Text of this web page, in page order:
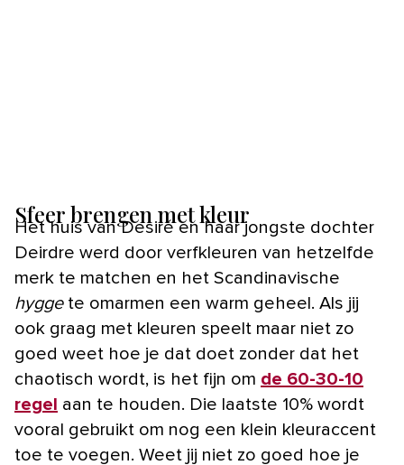
Sfeer brengen met kleur
Het huis van Desiré en haar jongste dochter
Deirdre werd door verfkleuren van hetzelfde
merk te matchen en het Scandinavische
hyggete omarmen een warm geheel. Als jij
ook graag met kleuren speelt maar niet zo
goed weet hoe je dat doet zonder dat het
chaotisch wordt, is het fijn om de 60-30-10
regel aan te houden. Die laatste 10% wordt
vooral gebruikt om nog een klein kleuraccent
toe te voegen. Weet jij niet zo goed hoe je